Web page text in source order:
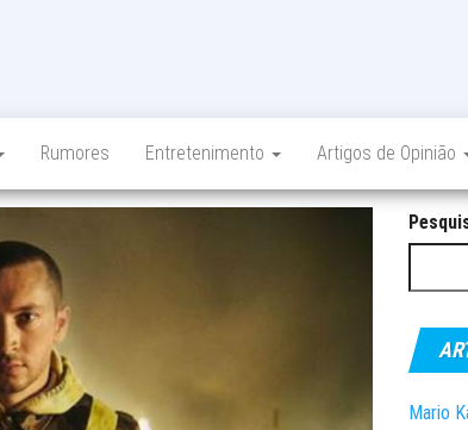
Rumores Entretenimento Artigos de Opinião
Mario